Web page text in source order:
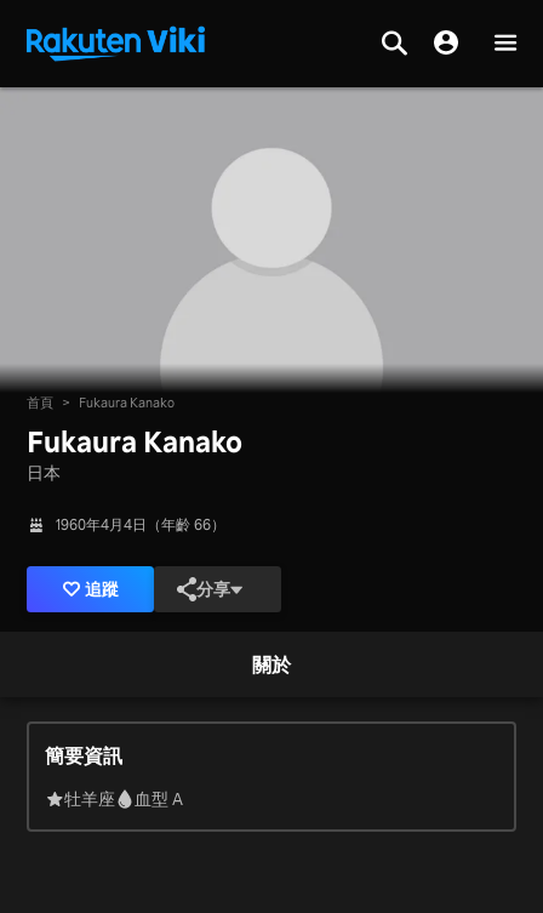
首頁 > Fukaura Kanako
Fukaura Kanako
日本
1960年4月4日（年齡 66）
追蹤 分享
關於
簡要資訊
牡羊座 血型 A